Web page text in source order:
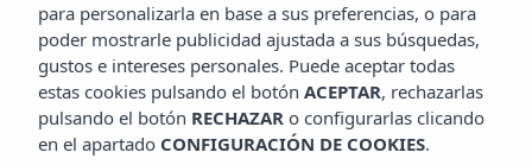
Apartamentos Vibra Tropical Garden
para personalizarla en base a sus preferencias, o para
poder mostrarle publicidad ajustada a sus búsquedas,
gustos e intereses personales. Puede aceptar todas
estas cookies pulsando el botón ACEPTAR, rechazarlas
pulsando el botón RECHAZAR o configurarlas clicando
en el apartado CONFIGURACIÓN DE COOKIES.